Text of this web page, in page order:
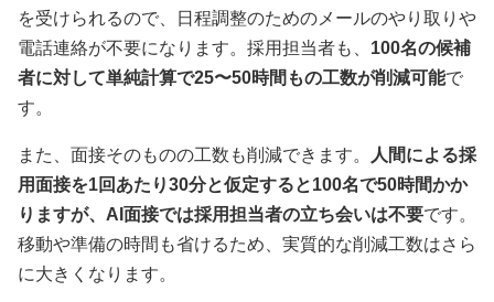
を受けられるので、日程調整のためのメールのやり取りや
電話連絡が不要になります。採用担当者も、 100名の候補
者に対して単純計算で25〜50時間もの工数が削減可能で
す。
また、面接そのものの工数も削減できます。
人間による採
用面接を1回あたり30分と仮定すると100名で50時間かか
りますが、AI面接では採用担当者の立ち会いは不要です。
移動や準備の時間も省けるため、実質的な削減工数はさら
に大きくなります。